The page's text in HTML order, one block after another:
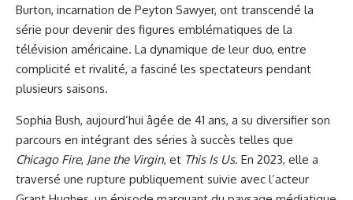
Burton, incarnation de Peyton Sawyer, ont transcendé la
série pour devenir des figures emblématiques de la
télévision américaine. La dynamique de leur duo, entre
complicité et rivalité, a fasciné les spectateurs pendant
plusieurs saisons.
Sophia Bush, aujourd’hui âgée de 41 ans, a su diversifier son
parcours en intégrant des séries à succès telles que
Chicago Fire, Jane the Virgin, et This Is Us. En 2023, elle a
traversé une rupture publiquement suivie avec l’acteur